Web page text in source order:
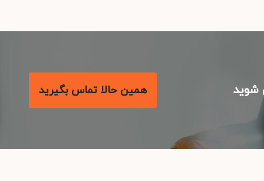
همین حالا تماس بگیرید